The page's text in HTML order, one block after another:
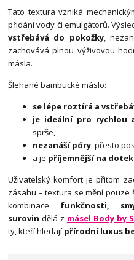
Tato textura vzniká
přidání vody či emulgátorů.
vstřebává do pokožky,
zachovává plnou výživovou
másla.
Šlehané bambucké máslo:
se lépe roztírá a
je ideální pro rychlou
sprše,
nezanáší póry , přesto
a je příjemnější na
Uživatelský komfort je přitom
zásahu – textura se mění pouze
kombinace funkčnosti,
surovin dělá z másel Body by
ty, kteří hledají přírodní luxus